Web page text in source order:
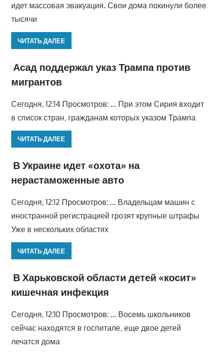
идет массовая эвакуация. Свои дома покинули более
тысячи
ЧИТАТЬ ДАЛЕЕ
Асад поддержал указ Трампа против
мигрантов
Сегодня, 12:14 Просмотров: … При этом Сирия входит
в список стран, гражданам которых указом Трампа
ЧИТАТЬ ДАЛЕЕ
В Украине идет «охота» на
нерастаможенные авто
Сегодня, 12:12 Просмотров: … Владельцам машин с
иностранной регистрацией грозят крупные штрафы
Уже в нескольких областях
ЧИТАТЬ ДАЛЕЕ
В Харьковской области детей «косит»
кишечная инфекция
Сегодня, 12:10 Просмотров: … Восемь школьников
сейчас находятся в госпитале, еще двое детей
лечатся дома